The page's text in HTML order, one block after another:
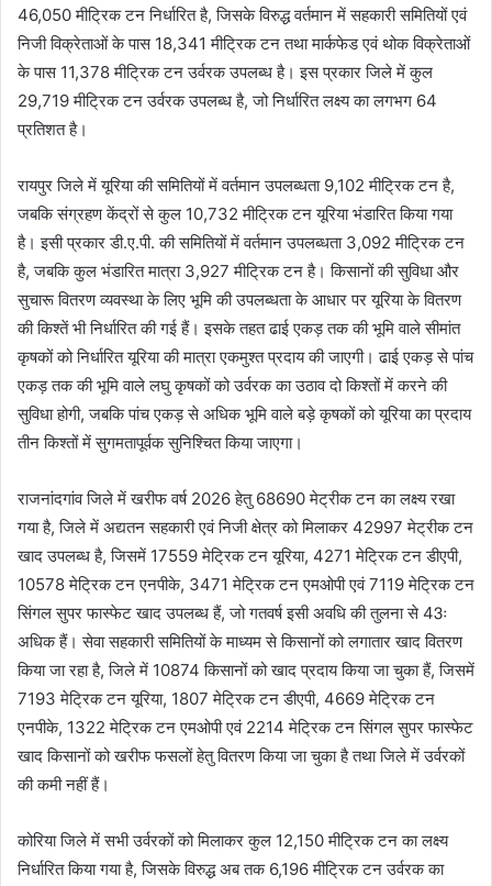
46,050 मीट्रिक टन निर्धारित है, जिसके विरुद्ध वर्तमान में सहकारी समितियों एवं
निजी विक्रेताओं के पास 18,341 मीट्रिक टन तथा मार्कफेड एवं थोक विक्रेताओं
के पास 11,378 मीट्रिक टन उर्वरक उपलब्ध है। इस प्रकार जिले में कुल
29,719 मीट्रिक टन उर्वरक उपलब्ध है, जो निर्धारित लक्ष्य का लगभग 64
प्रतिशत है।
रायपुर जिले में यूरिया की समितियों में वर्तमान उपलब्धता 9,102 मीट्रिक टन है,
जबकि संग्रहण केंद्रों से कुल 10,732 मीट्रिक टन यूरिया भंडारित किया गया
है। इसी प्रकार डी.ए.पी. की समितियों में वर्तमान उपलब्धता 3,092 मीट्रिक टन
है, जबकि कुल भंडारित मात्रा 3,927 मीट्रिक टन है। किसानों की सुविधा और
सुचारू वितरण व्यवस्था के लिए भूमि की उपलब्धता के आधार पर यूरिया के वितरण
की किश्तें भी निर्धारित की गई हैं। इसके तहत ढाई एकड़ तक की भूमि वाले सीमांत
कृषकों को निर्धारित यूरिया की मात्रा एकमुश्त प्रदाय की जाएगी। ढाई एकड़ से पांच
एकड़ तक की भूमि वाले लघु कृषकों को उर्वरक का उठाव दो किश्तों में करने की
सुविधा होगी, जबकि पांच एकड़ से अधिक भूमि वाले बड़े कृषकों को यूरिया का प्रदाय
तीन किश्तों में सुगमतापूर्वक सुनिश्चित किया जाएगा।
राजनांदगांव जिले में खरीफ वर्ष 2026 हेतु 68690 मेट्रीक टन का लक्ष्य रखा
गया है, जिले में अद्यतन सहकारी एवं निजी क्षेत्र को मिलाकर 42997 मेट्रीक टन
खाद उपलब्ध है, जिसमें 17559 मेट्रिक टन यूरिया, 4271 मेट्रिक टन डीएपी,
10578 मेट्रिक टन एनपीके, 3471 मेट्रिक टन एमओपी एवं 7119 मेट्रिक टन
सिंगल सुपर फास्फेट खाद उपलब्ध हैं, जो गतवर्ष इसी अवधि की तुलना से 43ः
अधिक हैं। सेवा सहकारी समितियों के माध्यम से किसानों को लगातार खाद वितरण
किया जा रहा है, जिले में 10874 किसानों को खाद प्रदाय किया जा चुका हैं, जिसमें
7193 मेट्रिक टन यूरिया, 1807 मेट्रिक टन डीएपी, 4669 मेट्रिक टन
एनपीके, 1322 मेट्रिक टन एमओपी एवं 2214 मेट्रिक टन सिंगल सुपर फास्फेट
खाद किसानों को खरीफ फसलों हेतु वितरण किया जा चुका है तथा जिले में उर्वरकों
की कमी नहीं हैं।
कोरिया जिले में सभी उर्वरकों को मिलाकर कुल 12,150 मीट्रिक टन का लक्ष्य
निर्धारित किया गया है, जिसके विरुद्ध अब तक 6,196 मीट्रिक टन उर्वरक का